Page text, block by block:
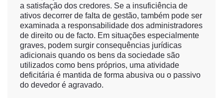
a satisfação dos credores. Se a insuficiência de
ativos decorrer de falta de gestão, também pode ser
examinada a responsabilidade dos administradores
de direito ou de facto. Em situações especialmente
graves, podem surgir consequências jurídicas
adicionais quando os bens da sociedade são
utilizados como bens próprios, uma atividade
deficitária é mantida de forma abusiva ou o passivo
do devedor é agravado.